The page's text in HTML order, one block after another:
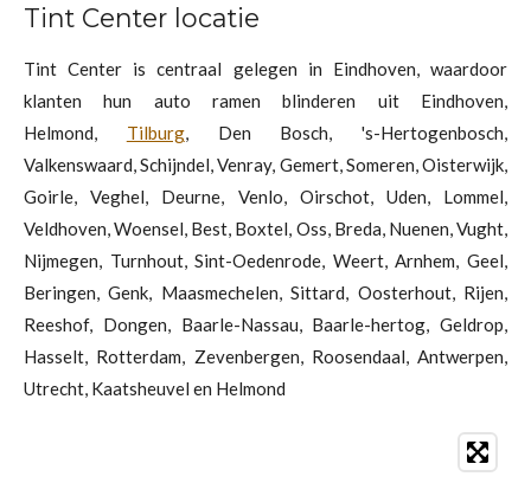
Tint Center locatie
Tint Center is centraal gelegen in Eindhoven, waardoor
klanten hun auto ramen blinderen uit Eindhoven,
Helmond, Tilburg, Den Bosch, 's-Hertogenbosch,
Valkenswaard, Schijndel, Venray, Gemert, Someren, Oisterwijk,
Goirle, Veghel, Deurne, Venlo, Oirschot, Uden, Lommel,
Veldhoven, Woensel, Best, Boxtel, Oss, Breda, Nuenen, Vught,
Nijmegen, Turnhout, Sint-Oedenrode, Weert, Arnhem, Geel,
Beringen, Genk, Maasmechelen, Sittard, Oosterhout, Rijen,
Reeshof, Dongen, Baarle-Nassau, Baarle-hertog, Geldrop,
Hasselt, Rotterdam, Zevenbergen, Roosendaal, Antwerpen,
Utrecht, Kaatsheuvel en Helmond